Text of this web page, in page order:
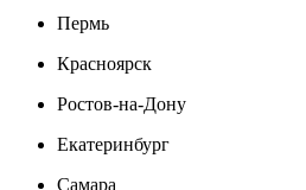
Пермь
Красноярск
Ростов-на-Дону
Екатеринбург
Самара